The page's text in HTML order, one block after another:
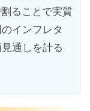
ることで実質
インフレタ
通しを計る